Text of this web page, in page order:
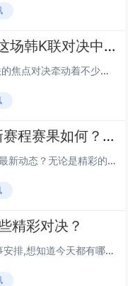
济州联对阵首尔FC，谁能在这场韩K联对决中更胜一筹？
当济州联在主场迎战首尔FC时,这场韩K联的焦点对决牵动着不少球迷的目光，两支球队的状态、交锋史、核心球员发挥都会影响比赛走向，我们不妨从多个角度来分析这场较量的潜在看点。 两队近期状态：谁的势头更猛？ 济州联近期在联赛中的表现可圈可点,...
澳洲女子联赛（WNBL）最新赛程赛果如何？各队表现有哪些亮点？
想要了解澳洲女子篮球联赛（WNBL）的最新动态？无论是精彩的赛程对决，还是各队的胜负走向，这里都能给你清晰梳理！我们从赛程安排、赛果速递、球队亮点、季后赛争夺到球星动态，带你全面看懂这项充满活力的赛事。 近期赛程安排：常规赛激战正酣，...
精彩对决？
很多乒乓球爱好者都在关注2023年的赛事安排,想知道今天都有哪些精彩的对决值得关注，下面就从赛程安排、焦点赛事看点、选手状态、观赛方式几个方面来详细说说。 今日赛程的时间与项目安排 今天的乒乓球赛事涵盖单打、双打、混双等多个项目，不...